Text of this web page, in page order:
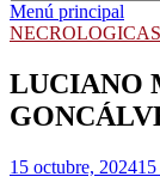
Menú principal
NECROLOGICAS
LUCIANO
15 octubre, 2024